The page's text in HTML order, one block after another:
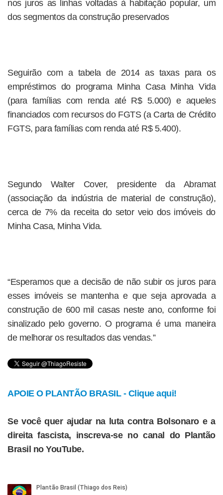
nos juros as linhas voltadas à habitação popular, um
dos segmentos da construção preservados
Seguirão com a tabela de 2014 as taxas para os
empréstimos do programa Minha Casa Minha Vida
(para famílias com renda até R$ 5.000) e aqueles
financiados com recursos do FGTS (a Carta de Crédito
FGTS, para famílias com renda até R$ 5.400).
Segundo Walter Cover, presidente da Abramat
(associação da indústria de material de construção),
cerca de 7% da receita do setor veio dos imóveis do
Minha Casa, Minha Vida.
“Esperamos que a decisão de não subir os juros para
esses imóveis se mantenha e que seja aprovada a
construção de 600 mil casas neste ano, conforme foi
sinalizado pelo governo. O programa é uma maneira
de melhorar os resultados das vendas.”
APOIE O PLANTÃO BRASIL - Clique aqui!
Se você quer ajudar na luta contra Bolsonaro e a
direita fascista, inscreva-se no canal do Plantão
Brasil no YouTube.